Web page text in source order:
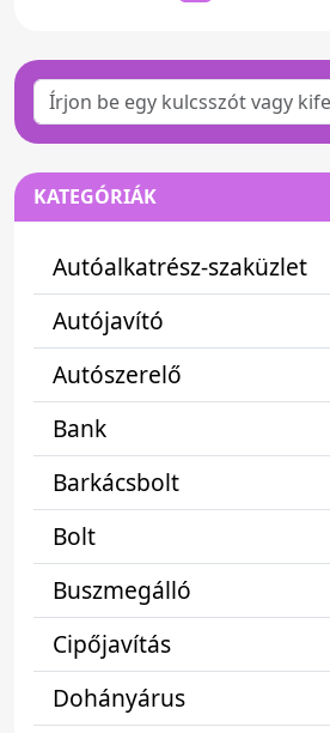
KATEGÓRIÁK
Autóalkatrész-szaküzlet
Autójavító
Autószerelő
Bank
Barkácsbolt
Bolt
Buszmegálló
Cipőjavítás
Dohányárus